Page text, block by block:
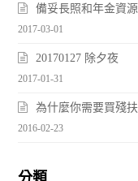
備妥長照和年金資
2017-03-01
20170127 除夕夜
2017-01-31
為什麼你需要買殘
2016-02-23
分類